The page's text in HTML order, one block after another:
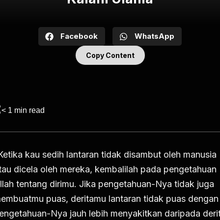
Facebook WhatsApp
Copy Content
< 1 min read
kau sedih lantaran tidak disambut oleh manusia
dicela oleh mereka, kembalilah pada pengetahuan
tentang dirimu. Jika pengetahuan-Nya tidak juga
puas, deritamu lantaran tidak puas dengan
Nya jauh lebih menyakitkan daripada